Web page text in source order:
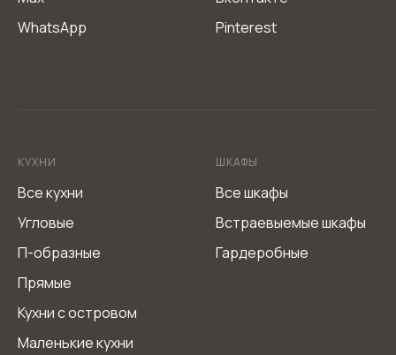
WhatsApp
Pinterest
КУХНИ
Все кухни
Угловые
П-образные
Прямые
Кухни с островом
Маленькие кухни
ШКАФЫ
Все шкафы
Встраевыемые шкафы
Гардеробные
Политика обработки персональных данных